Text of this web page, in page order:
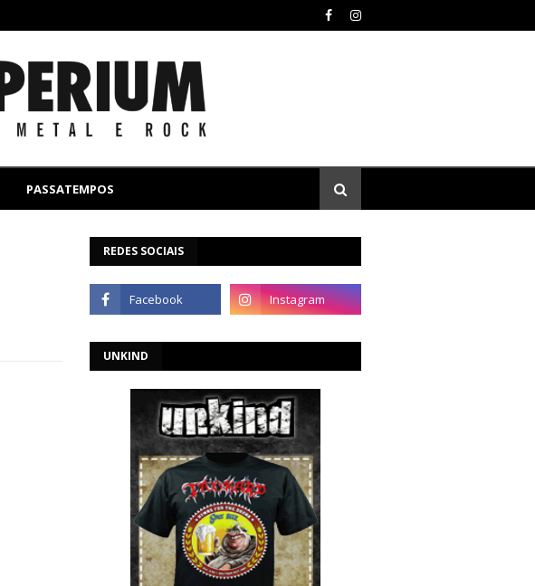
PASSATEMPOS
REDES SOCIAIS
UNKIND